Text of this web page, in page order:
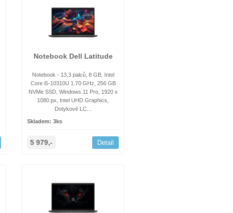
Notebook Dell Latitude
Notebook - 13,3 palců, 8 GB, Intel
Core i5-10310U 1.70 GHz, 256 GB
NVMe SSD, Windows 11 Pro, 1920 x
1080 px, Intel UHD Graphics,
Dotykové LC...
Skladem: 3ks
5 979,- Detail